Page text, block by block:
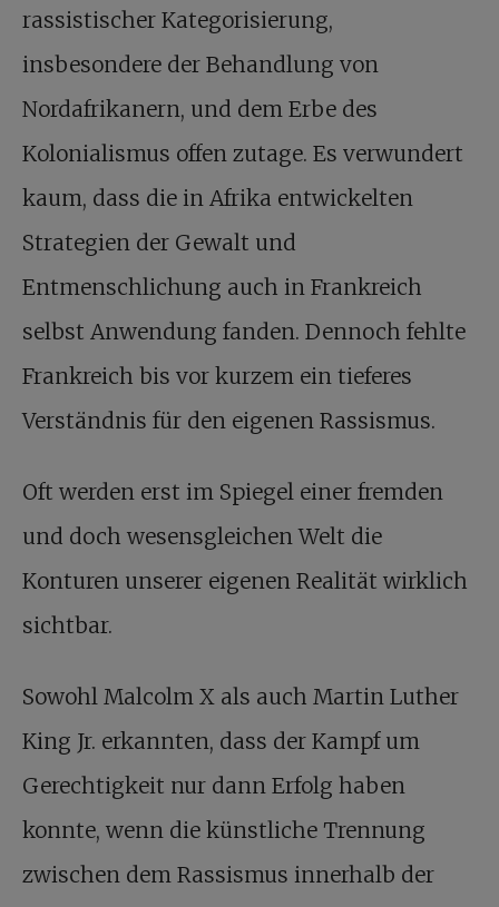
rassistischer Kategorisierung,
insbesondere der Behandlung von
Nordafrikanern, und dem Erbe des
Kolonialismus offen zutage. Es verwundert
kaum, dass die in Afrika entwickelten
Strategien der Gewalt und
Entmenschlichung auch in Frankreich
selbst Anwendung fanden. Dennoch fehlte
Frankreich bis vor kurzem ein tieferes
Verständnis für den eigenen Rassismus.
Oft werden erst im Spiegel einer fremden
und doch wesensgleichen Welt die
Konturen unserer eigenen Realität wirklich
sichtbar.
Sowohl Malcolm X als auch Martin Luther
King Jr. erkannten, dass der Kampf um
Gerechtigkeit nur dann Erfolg haben
konnte, wenn die künstliche Trennung
zwischen dem Rassismus innerhalb der